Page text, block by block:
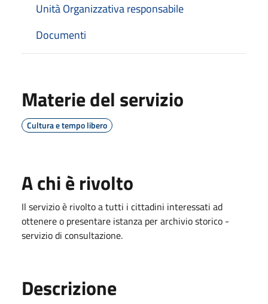
Unità Organizzativa responsabile
Documenti
Materie del servizio
Cultura e tempo libero
A chi è rivolto
Il servizio è rivolto a tutti i cittadini interessati ad
ottenere o presentare istanza per archivio storico -
servizio di consultazione.
Descrizione